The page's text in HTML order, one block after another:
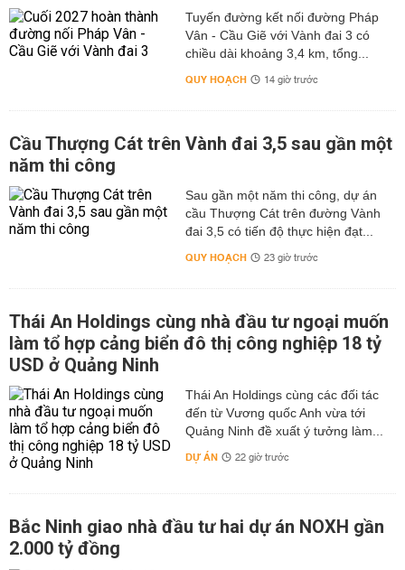
Tuyến đường kết nối đường Pháp
Vân - Cầu Giẽ với Vành đai 3 có
chiều dài khoảng 3,4 km, tổng...
QUY HOẠCH 14 giờ trước
Cầu Thượng Cát trên Vành đai 3,5 sau gần một
năm thi công
Sau gần một năm thi công, dự án
cầu Thượng Cát trên đường Vành
đai 3,5 có tiến độ thực hiện đạt...
QUY HOẠCH 23 giờ trước
Thái An Holdings cùng nhà đầu tư ngoại muốn
làm tổ hợp cảng biển đô thị công nghiệp 18 tỷ
USD ở Quảng Ninh
Thái An Holdings cùng các đối tác
đến từ Vương quốc Anh vừa tới
Quảng Ninh đề xuất ý tưởng làm...
DỰ ÁN 22 giờ trước
Bắc Ninh giao nhà đầu tư hai dự án NOXH gần
2.000 tỷ đồng